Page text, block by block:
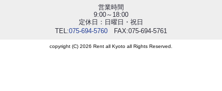
営業時間
9:00～18:00
定休日：日曜日・祝日
TEL:075-694-5760 FAX:075-694-5761
copyright (C) 2026 Rent all Kyoto all Rights Reserved.